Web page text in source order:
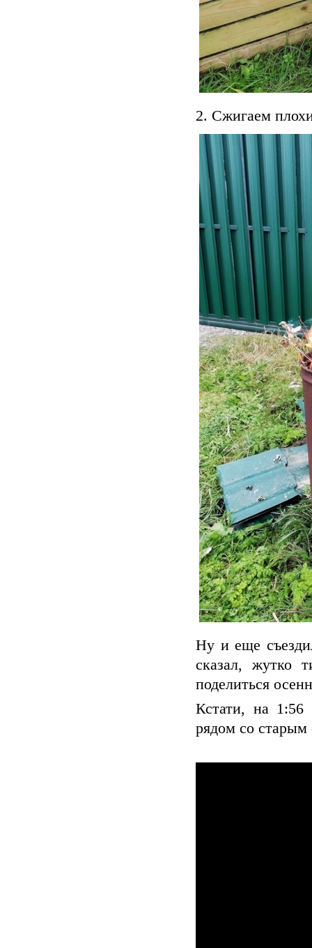
2. Сжигаем
Ну и еще
сказал, жутко
поделиться
Кстати, на
рядом со